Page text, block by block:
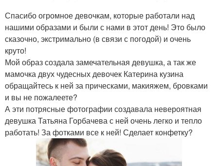
Спасибо огромное девочкам, которые работали над
нашими образами и были с нами в этот день! Это было
сказочно, экстримально (в связи с погодой) и очень
круто!
Мой образ создала замечательная девушка, а так же
мамочка двух чудесных девочек Катерина кузина
обращайтесь к ней за прическами, макияжем, бровками
и вы не пожалеете?
А эти потрясные фотографии создавала невероятная
девушка Татьяна Горбачева с ней очень легко и тепло
работать! За фотками все к ней! Сделает конфетку?